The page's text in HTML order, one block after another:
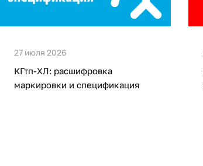
27 июля 2026
КГтп-ХЛ: расшифровка
маркировки и спецификация